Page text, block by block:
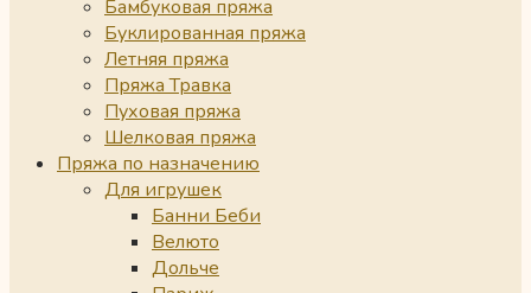
Бамбуковая пряжа
Буклированная пряжа
Летняя пряжа
Пряжа Травка
Пуховая пряжа
Шелковая пряжа
Пряжа по назначению
Для игрушек
Банни Беби
Велюто
Дольче